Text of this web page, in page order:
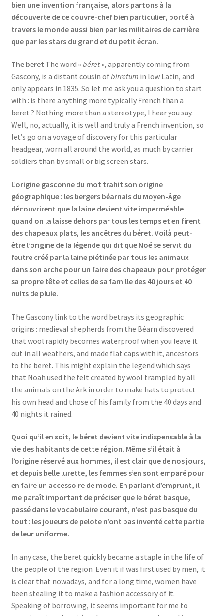
My Bookings
bien une invention française, alors partons à la
découverte de ce couvre-chef bien particulier, porté à
travers le monde aussi bien par les militaires de carrière
que par les stars du grand et du petit écran.
The beret The word « béret», apparently coming from
Gascony, is a distant cousin ofbirretum in low Latin, and
only appears in 1835. So let me ask you a question to start
with : is there anything more typically French than a
beret ? Nothing more than a stereotype, I hear you say.
Well, no, actually, it is well and truly a French invention, so
let’s go on a voyage of discovery for this particular
headgear, worn all around the world, as much by carrier
soldiers than by small or big screen stars.
L’origine gasconne du mot trahit son origine
géographique : les bergers béarnais du Moyen-Âge
découvrirent que la laine devient vite imperméable
quand on la laisse dehors par tous les temps et en firent
des chapeaux plats, les ancêtres du béret. Voilà peut-
être l’origine de la légende qui dit que Noé se servit du
feutre créé par la laine piétinée par tous les animaux
dans son arche pour un faire des chapeaux pour protéger
sa propre tête et celles de sa famille des 40 jours et 40
nuits de pluie.
The Gascony link to the word betrays its geographic
origins : medieval shepherds from the Béarn discovered
that wool rapidly becomes waterproof when you leave it
out in all weathers, and made flat caps with it, ancestors
to the beret. This might explain the legend which says
that Noah used the felt created by wool trampled by all
the animals on the Ark in order to make hats to protect
his own head and those of his family from the 40 days and
40 nights it rained.
Quoi qu’il en soit, le béret devient vite indispensable à la
vie des habitants de cette région. Même s’il était à
l’origine réservé aux hommes, il est clair que de nos jours,
et depuis belle lurette, les femmes s’en sont emparé pour
en faire un accessoire de mode. En parlant d’emprunt, il
me paraît important de préciser que le béret basque,
passé dans le vocabulaire courant, n’est pas basque du
tout : les joueurs de pelote n’ont pas inventé cette partie
de leur uniforme.
In any case, the beret quickly became a staple in the life of
the people of the region. Even it if was first used by men, it
is clear that nowadays, and for a long time, women have
been stealing it to make a fashion accessory of it.
Speaking of borrowing, it seems important for me to